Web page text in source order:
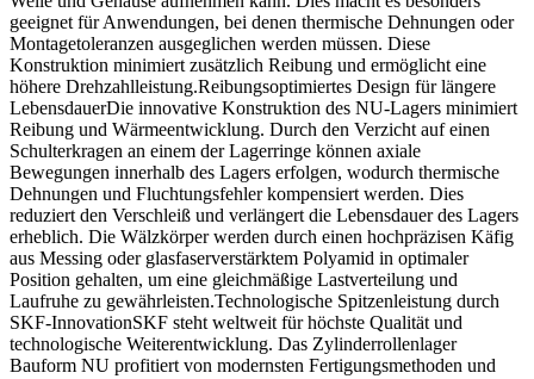
geeignet für Anwendungen, bei denen thermische Dehnungen oder
Montagetoleranzen ausgeglichen werden müssen. Diese
Konstruktion minimiert zusätzlich Reibung und ermöglicht eine
höhere Drehzahlleistung.Reibungsoptimiertes Design für längere
LebensdauerDie innovative Konstruktion des NU-Lagers minimiert
Reibung und Wärmeentwicklung. Durch den Verzicht auf einen
Schulterkragen an einem der Lagerringe können axiale
Bewegungen innerhalb des Lagers erfolgen, wodurch thermische
Dehnungen und Fluchtungsfehler kompensiert werden. Dies
reduziert den Verschleiß und verlängert die Lebensdauer des Lagers
erheblich. Die Wälzkörper werden durch einen hochpräzisen Käfig
aus Messing oder glasfaserverstärktem Polyamid in optimaler
Position gehalten, um eine gleichmäßige Lastverteilung und
Laufruhe zu gewährleisten.Technologische Spitzenleistung durch
SKF-InnovationSKF steht weltweit für höchste Qualität und
technologische Weiterentwicklung. Das Zylinderrollenlager
Bauform NU profitiert von modernsten Fertigungsmethoden und